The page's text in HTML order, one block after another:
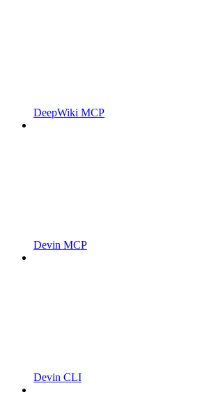
DeepWiki MCP
Devin MCP
Devin CLI